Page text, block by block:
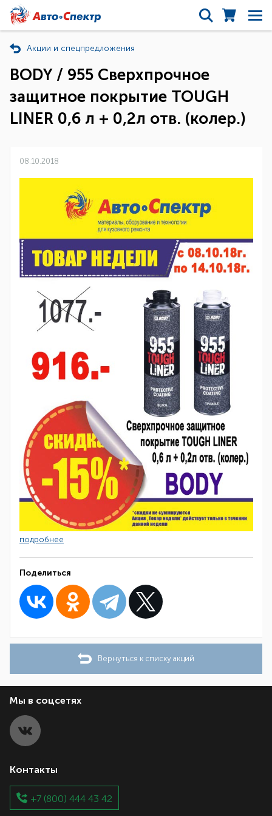
Акции и спецпредложения
BODY / 955 Сверхпрочное
защитное покрытие TOUGH
LINER 0,6 л + 0,2л отв. (колер.)
08.10.2018
подробнее
Поделиться
Вернуться к списку акций
Мы в соцсетях
Контакты
+7 (800) 444 43 42